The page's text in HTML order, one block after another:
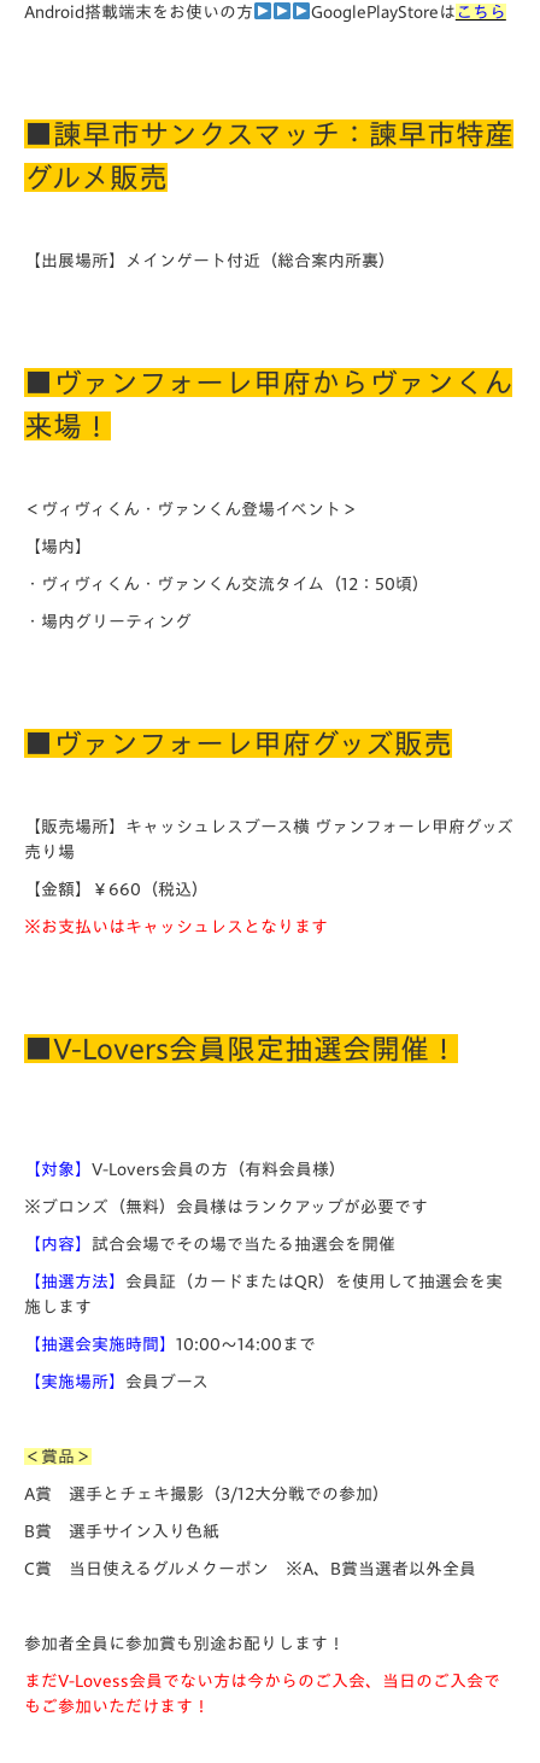
Android搭載端末をお使いの方 GooglePlayStoreは こちら
■諫早市サンクスマッチ：諫早市特産
グルメ販売
【出展場所】メインゲート付近（総合案内所裏）
■ヴァンフォーレ甲府からヴァンくん
来場！
＜ヴィヴィくん・ヴァンくん登場イベント＞
【場内】
・ヴィヴィくん・ヴァンくん交流タイム（12：50頃）
・場内グリーティング
■ヴァンフォーレ甲府グッズ販売
【販売場所】キャッシュレスブース横 ヴァンフォーレ甲府グッズ
売り場
【金額】￥660（税込）
※お支払いはキャッシュレスとなります
■V-Lovers会員限定抽選会開催！
【対象】 V-Lovers会員の方（有料会員様）
※ブロンズ（無料）会員様はランクアップが必要です
【内容】 試合会場でその場で当たる抽選会を開催
【抽選方法】 会員証（カードまたはQR）を使用して抽選会を実
施します
【抽選会実施時間】 10:00～14:00まで
【実施場所】 会員ブース
＜賞品＞
A賞 選手とチェキ撮影（3/12大分戦での参加）
B賞 選手サイン入り色紙
C賞 当日使えるグルメクーポン ※A、B賞当選者以外全員
参加者全員に参加賞も別途お配りします！
まだV-Lovess会員でない方は今からのご入会、当日のご入会で
もご参加いただけます！